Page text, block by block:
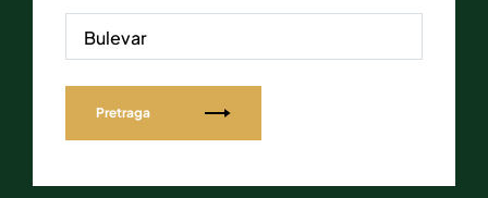
Bulevar
Pretraga